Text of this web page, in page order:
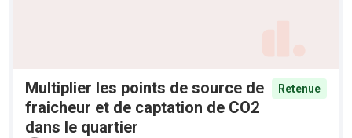
Multiplier les points de source de
fraicheur et de captation de CO2
dans le quartier
Retenue